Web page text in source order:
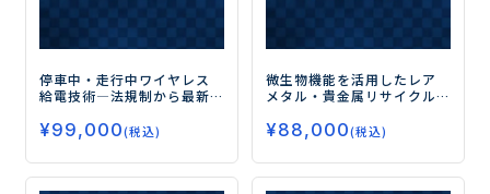
停車中・走行中ワイヤレス
給電技術―法規制から最新
¥99,000(税込)
微生物機能を活用したレア
メタル・貴金属リサイクル
シーズー
¥88,000(税込)